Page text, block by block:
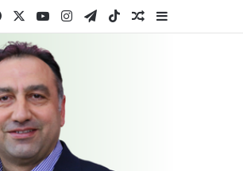
FacebookYouTubeInstagram
TelegramTikTokRastgele Makale
Kenar